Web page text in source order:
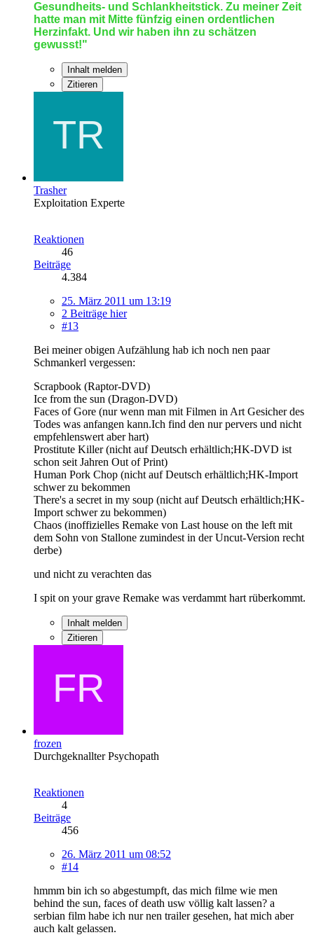
Gesundheits- und Schlankheitstick. Zu meiner Zeit
hatte man mit Mitte fünfzig einen ordentlichen
Herzinfakt. Und wir haben ihn zu schätzen
gewusst!"
Inhalt melden
Zitieren
Trasher
Exploitation Experte
Reaktionen
46
Beiträge
4.384
25. März 2011 um 13:19
2 Beiträge hier
#13
Bei meiner obigen Aufzählung hab ich noch nen paar
Schmankerl vergessen:
Scrapbook (Raptor-DVD)
Ice from the sun (Dragon-DVD)
Faces of Gore (nur wenn man mit Filmen in Art Gesicher des
Todes was anfangen kann.Ich find den nur pervers und nicht
empfehlenswert aber hart)
Prostitute Killer (nicht auf Deutsch erhältlich;HK-DVD ist
schon seit Jahren Out of Print)
Human Pork Chop (nicht auf Deutsch erhältlich;HK-Import
schwer zu bekommen
There's a secret in my soup (nicht auf Deutsch erhältlich;HK-
Import schwer zu bekommen)
Chaos (inoffizielles Remake von Last house on the left mit
dem Sohn von Stallone zumindest in der Uncut-Version recht
derbe)
und nicht zu verachten das
I spit on your grave Remake was verdammt hart rüberkommt.
Inhalt melden
Zitieren
frozen
Durchgeknallter Psychopath
Reaktionen
4
Beiträge
456
26. März 2011 um 08:52
#14
hmmm bin ich so abgestumpft, das mich filme wie men
behind the sun, faces of death usw völlig kalt lassen? a
serbian film habe ich nur nen trailer gesehen, hat mich aber
auch kalt gelassen.